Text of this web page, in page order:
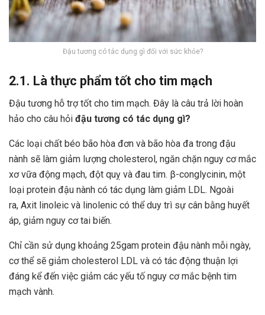
Đậu tương có tác dụng gì đối với sức khỏe?
2.1. Là thực phẩm tốt cho tim mạch
Đậu tương hỗ trợ tốt cho tim mạch. Đây là câu trả lời hoàn
hảo cho câu hỏi đậu tương có tác dụng gì?
Các loại chất béo bão hòa đơn và bão hòa đa trong đậu
nành sẽ làm giảm lượng cholesterol, ngăn chặn nguy cơ mắc
xơ vữa động mạch, đột quỵ và đau tim. β-conglycinin, một
loại protein đậu nành có tác dụng làm giảm LDL. Ngoài
ra, Axit linoleic và linolenic có thể duy trì sự cân bằng huyết
áp, giảm nguy cơ tai biến.
Chỉ cần sử dụng khoảng 25gam protein đậu nành mỗi ngày,
cơ thể sẽ giảm cholesterol LDL và có tác động thuận lợi
đáng kể đến việc giảm các yếu tố nguy cơ mắc bệnh tim
mạch vành.